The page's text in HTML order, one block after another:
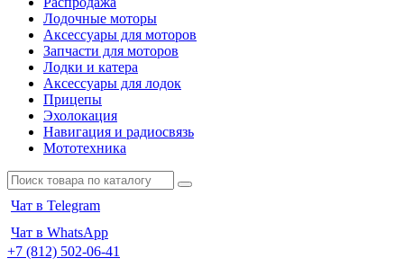
Лодочные моторы
Аксессуары для моторов
Запчасти для моторов
Лодки и катера
Аксессуары для лодок
Прицепы
Эхолокация
Навигация и радиосвязь
Мототехника
Чат в Telegram
Чат в WhatsApp
+7 (812) 502-06-41